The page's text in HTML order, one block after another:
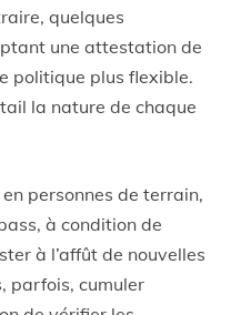
quelques
une attestation de
politique plus flexible.
la nature de chaque
personnes de terrain,
à condition de
à l’affût de nouvelles
parfois, cumuler